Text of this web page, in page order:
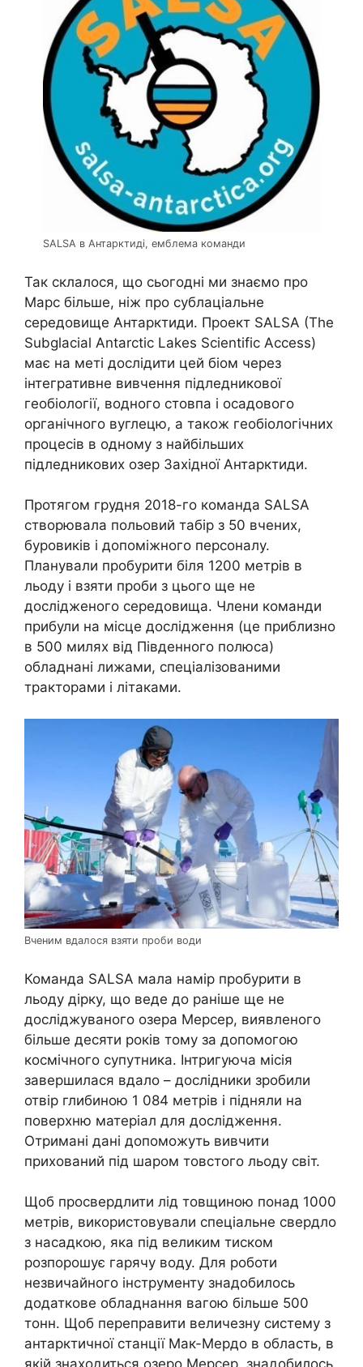
SALSA в Антарктиді, емблема команди
Так склалося, що сьогодні ми знаємо про
Марс більше, ніж про сублаціальне
середовище Антарктиди. Проект SALSA (The
Subglacial Antarctic Lakes Scientific Access)
має на меті дослідити цей біом через
інтегративне вивчення підледникової
геобіології, водного стовпа і осадового
органічного вуглецю, а також геобіологічних
процесів в одному з найбільших
підледникових озер Західної Антарктиди.
Протягом грудня 2018-го команда SALSA
створювала польовий табір з 50 вчених,
буровиків і допоміжного персоналу.
Планували пробурити біля 1200 метрів в
льоду і взяти проби з цього ще не
дослідженого середовища. Члени команди
прибули на місце дослідження (це приблизно
в 500 милях від Південного полюса)
обладнані лижами, спеціалізованими
тракторами і літаками.
Вченим вдалося взяти проби води
Команда SALSA мала намір пробурити в
льоду дірку, що веде до раніше ще не
досліджуваного озера Мерсер, виявленого
більше десяти років тому за допомогою
космічного супутника. Інтригуюча місія
завершилася вдало – дослідники зробили
отвір глибиною 1 084 метрів і підняли на
поверхню матеріал для дослідження.
Отримані дані допоможуть вивчити
прихований під шаром товстого льоду світ.
Щоб просвердлити лід товщиною понад 1000
метрів, використовували спеціальне свердло
з насадкою, яка під великим тиском
розпорошує гарячу воду. Для роботи
незвичайного інструменту знадобилось
додаткове обладнання вагою більше 500
тонн. Щоб переправити величезну систему з
антарктичної станції Мак-Мердо в область, в